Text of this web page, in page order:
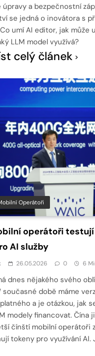
a bezpečnostní
se jedná o inovátora s
umí AI editor, jak může
LLM model využívá?
celý článek
Operátoři
operátoři
AI služby
26.05.2026 0 6
dnes nějakého svého
současné době máme
a je otázkou, jak
modely financovat. Čína
čínští mobilní operátoři
tokeny pro využívání AI.